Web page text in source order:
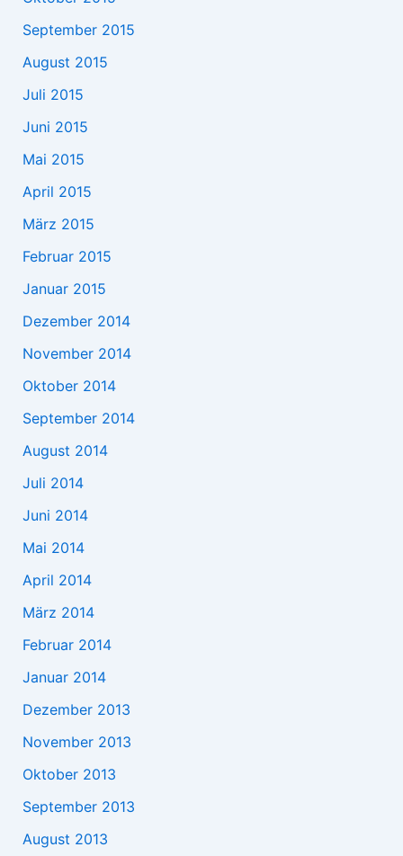
September 2015
August 2015
Juli 2015
Juni 2015
Mai 2015
April 2015
März 2015
Februar 2015
Januar 2015
Dezember 2014
November 2014
Oktober 2014
September 2014
August 2014
Juli 2014
Juni 2014
Mai 2014
April 2014
März 2014
Februar 2014
Januar 2014
Dezember 2013
November 2013
Oktober 2013
September 2013
August 2013